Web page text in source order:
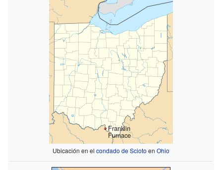
Franklin
Furnace
Ubicación en el condado de Scioto en Ohio